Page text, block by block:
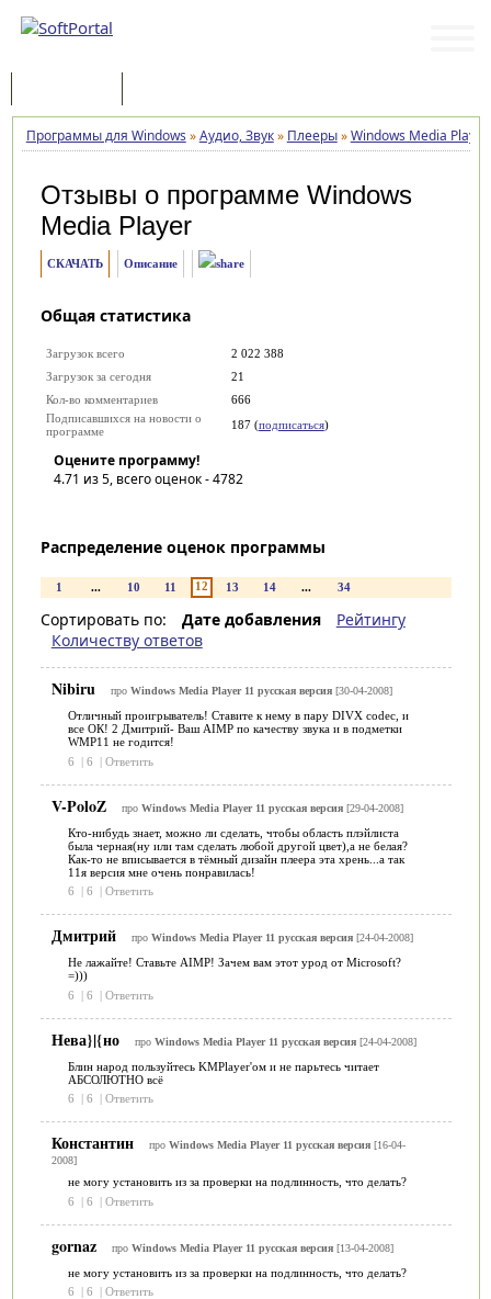
Программы для Windows »Аудио, Звук» Плееры»Windows Media Player
Отзывы о программе Windows
Media Player
СКАЧАТЬ Описание
Общая статистика
Загрузок всего
2 022 388
Загрузок за сегодня
21
Кол-во комментариев
666
Подписавшихся на новости о
программе
187 (подписаться)
Оцените программу!
4.71 из 5, всего оценок -4782
Распределение оценок программы
1 ... 10 11 12 13 14 ... 34
Сортировать по: Дате добавления
Рейтингу
Количеству ответов
Nibiru про Windows Media Player 11 русская версия[30-04-2008]
Отличный проигрыватель! Ставите к нему в пару DIVX codec, и
все ОК! 2 Дмитрий- Ваш AIMP по качеству звука и в подметки
WMP11 не годится!
6
| 6 | Ответить
V-PoloZ про Windows Media Player 11 русская версия[29-04-2008]
Кто-нибудь знает, можно ли сделать, чтобы область плэйлиста
была черная(ну или там сделать любой другой цвет),а не белая?
Как-то не вписывается в тёмный дизайн плеера эта хрень...а так
11я версия мне очень понравилась!
6
| 6 | Ответить
Дмитрий про Windows Media Player 11 русская версия[24-04-2008]
Не лажайте! Ставьте AIMP! Зачем вам этот урод от Microsoft?
=)))
6
| 6 | Ответить
Нева}|{но про Windows Media Player 11 русская версия[24-04-2008]
Блин народ пользуйтесь KMPlayer'ом и не парьтесь читает
АБСОЛЮТНО всё
6
| 6 | Ответить
Константин про Windows Media Player 11 русская версия[16-04-
2008]
не могу установить из за проверки на подлинность, что делать?
6
| 6 | Ответить
gornaz про Windows Media Player 11 русская версия[13-04-2008]
не могу установить из за проверки на подлинность, что делать?
6
| 6 | Ответить